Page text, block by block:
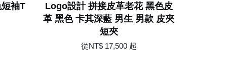
袖T
Logo設計 拼接皮革老花 黑色皮
革 黑色 卡其深藍 男生 男款 皮夾
短夾
從NT$ 17,500 起